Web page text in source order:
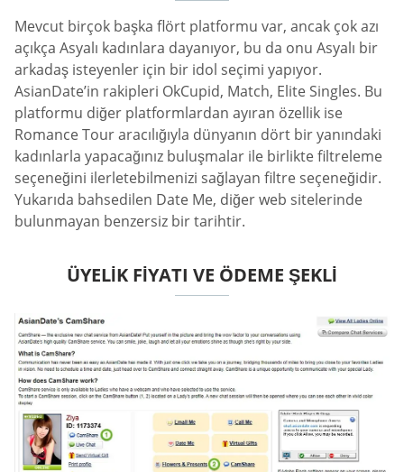
Mevcut birçok başka flört platformu var, ancak çok azı
açıkça Asyalı kadınlara dayanıyor, bu da onu Asyalı bir
arkadaş isteyenler için bir idol seçimi yapıyor.
AsianDate’in rakipleri OkCupid, Match, Elite Singles. Bu
platformu diğer platformlardan ayıran özellik ise
Romance Tour aracılığıyla dünyanın dört bir yanındaki
kadınlarla yapacağınız buluşmalar ile birlikte filtreleme
seçeneğini ilerletebilmenizi sağlayan filtre seçeneğidir.
Yukarıda bahsedilen Date Me, diğer web sitelerinde
bulunmayan benzersiz bir tarihtir.
ÜYELIK FIYATI VE ÖDEME ŞEKLI